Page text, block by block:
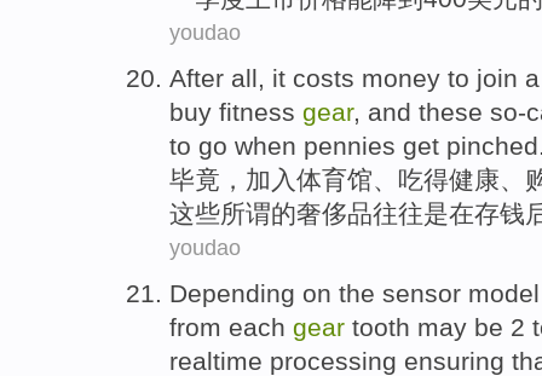
youdao
After all, it costs money to join
buy fitness gear, and these so-
to go when pennies get
毕竟 ， 加入体育馆、 吃得健康、
这些所谓的奢侈品往往是在存钱
youdao
Depending on the sensor model
from each gear tooth may be 2
realtime processing ensuring